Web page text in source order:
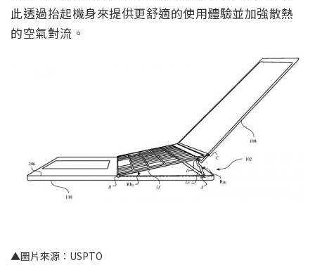
此透過抬起機身來提供更舒適的使用體驗並加強散熱
的空氣對流。
▲圖片來源：USPTO